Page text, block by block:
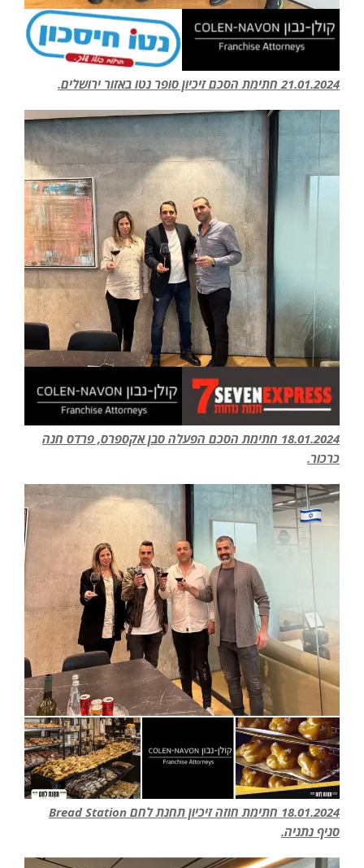
21.01.2024 חתימת הסכם זיכיון סופר נטו באזור ירושלים.
18.01.2024 חתימת הסכם הפעלה סבן אקספרס, פרדס חנה
כרכור.
18.01.2024 חתימת חוזה זיכיון תחנת לחם Bread Station
סניף נתניה.